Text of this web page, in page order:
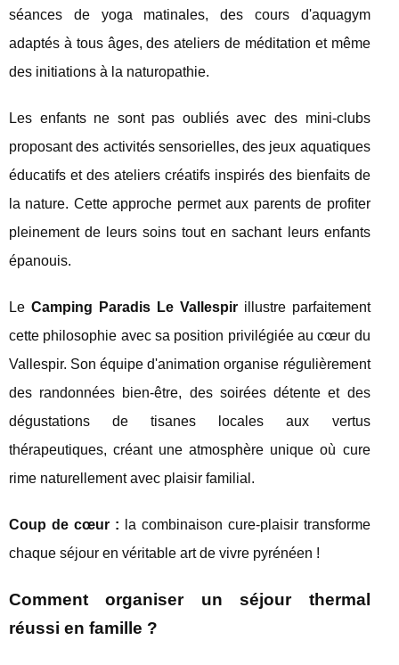
séances de yoga matinales, des cours d'aquagym
adaptés à tous âges, des ateliers de méditation et même
des initiations à la naturopathie.
Les enfants ne sont pas oubliés avec des mini-clubs
proposant des activités sensorielles, des jeux aquatiques
éducatifs et des ateliers créatifs inspirés des bienfaits de
la nature. Cette approche permet aux parents de profiter
pleinement de leurs soins tout en sachant leurs enfants
épanouis.
Le Camping Paradis Le Vallespirillustre parfaitement
cette philosophie avec sa position privilégiée au cœur du
Vallespir. Son équipe d'animation organise régulièrement
des randonnées bien-être, des soirées détente et des
dégustations de tisanes locales aux vertus
thérapeutiques, créant une atmosphère unique où cure
rime naturellement avec plaisir familial.
Coup de cœur : la combinaison cure-plaisir transforme
chaque séjour en véritable art de vivre pyrénéen !
Comment organiser un séjour thermal
réussi en famille ?